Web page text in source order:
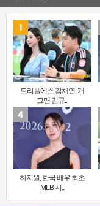
트리플에스 김채연, 개
그맨 김규..
하지원, 한국 배우 최초
MLB 시..